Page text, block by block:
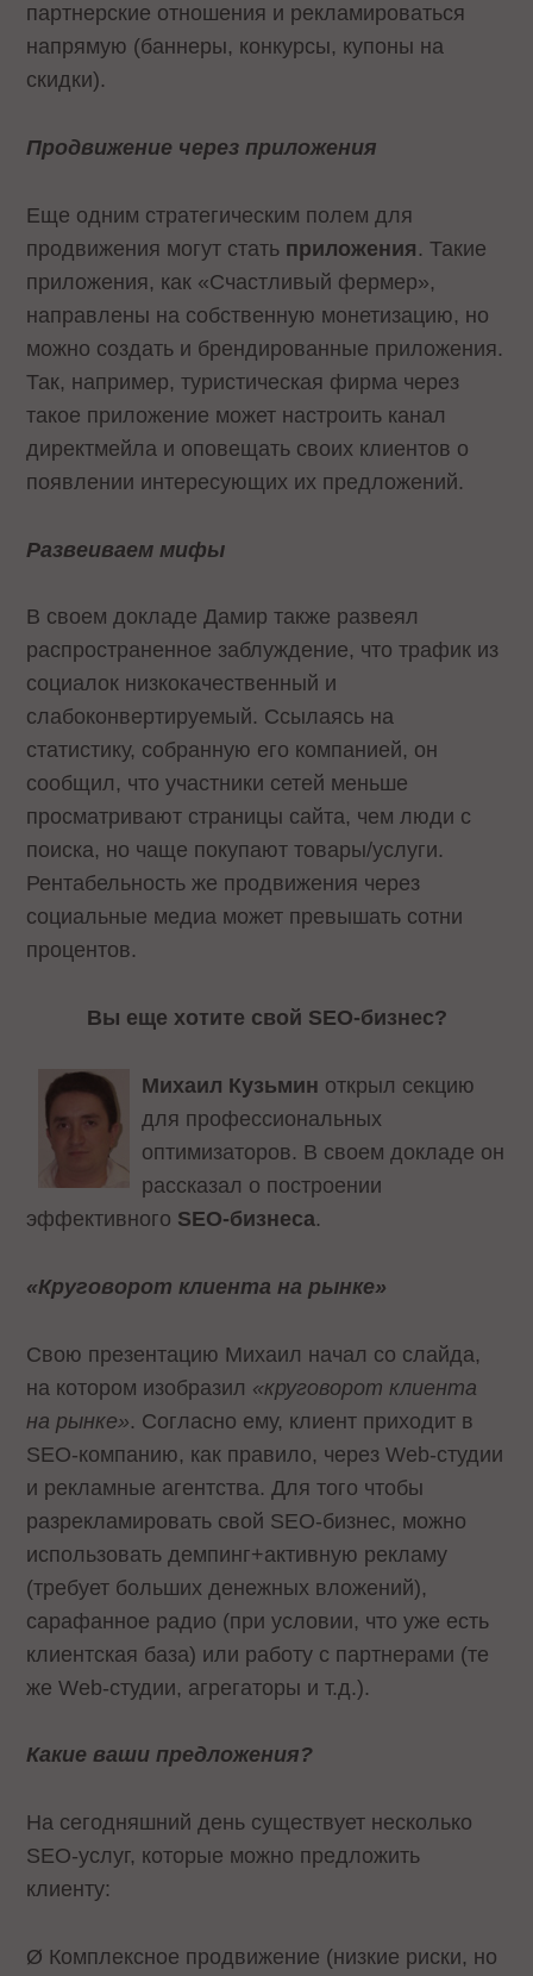
партнерские отношения и рекламироваться
напрямую (баннеры, конкурсы, купоны на
скидки).
Продвижение через приложения
Еще одним стратегическим полем для
продвижения могут стать приложения . Такие
приложения, как «Счастливый фермер»,
направлены на собственную монетизацию, но
можно создать и брендированные приложения.
Так, например, туристическая фирма через
такое приложение может настроить канал
директмейла и оповещать своих клиентов о
появлении интересующих их предложений.
Развеиваем мифы
В своем докладе Дамир также развеял
распространенное заблуждение, что трафик из
социалок низкокачественный и
слабоконвертируемый. Ссылаясь на
статистику, собранную его компанией, он
сообщил, что участники сетей меньше
просматривают страницы сайта, чем люди с
поиска, но чаще покупают товары/услуги.
Рентабельность же продвижения через
социальные медиа может превышать сотни
процентов.
Вы еще хотите свой SEO-бизнес?
Михаил Кузьмин открыл секцию
для профессиональных
оптимизаторов. В своем докладе он
рассказал о построении
эффективного SEO-бизнеса.
«Круговорот клиента на рынке»
Свою презентацию Михаил начал со слайда,
на котором изобразил «круговорот клиента
на рынке». Согласно ему, клиент приходит в
SEO-компанию, как правило, через Web-студии
и рекламные агентства. Для того чтобы
разрекламировать свой SEO-бизнес, можно
использовать демпинг+активную рекламу
(требует больших денежных вложений),
сарафанное радио (при условии, что уже есть
клиентская база) или работу с партнерами (те
же Web-студии, агрегаторы и т.д.).
Какие ваши предложения?
На сегодняшний день существует несколько
SEO-услуг, которые можно предложить
клиенту:
Ø Комплексное продвижение (низкие риски, но